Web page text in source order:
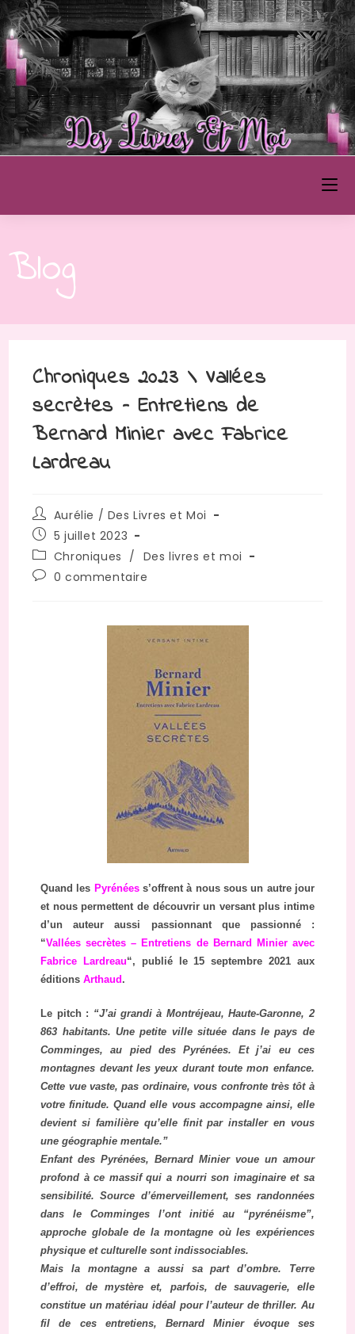
Blog
Chroniques 2023 \ Vallées
secrètes – Entretiens de
Bernard Minier avec Fabrice
Lardreau
Aurélie / Des Livres et Moi
5 juillet 2023
Chroniques / Des livres et moi
0 commentaire
Quand les Pyrénéess’offrent à nous sous un autre jour
et nous permettent de découvrir un versant plus intime
d’un auteur aussi passionnant que passionné :
“Vallées secrètes – Entretiens de Bernard Minier avec
Fabrice Lardreau“, publié le 15 septembre 2021 aux
éditionsArthaud .
Le pitch : “J’ai grandi à Montréjeau, Haute-Garonne, 2
863 habitants. Une petite ville située dans le pays de
Comminges, au pied des Pyrénées. Et j’ai eu ces
montagnes devant les yeux durant toute mon enfance.
Cette vue vaste, pas ordinaire, vous confronte très tôt à
votre finitude. Quand elle vous accompagne ainsi, elle
devient si familière qu’elle finit par installer en vous
une géographie mentale.”
Enfant des Pyrénées, Bernard Minier voue un amour
profond à ce massif qui a nourri son imaginaire et sa
sensibilité. Source d’émerveillement, ses randonnées
dans le Comminges l’ont initié au “pyrénéisme”,
approche globale de la montagne où les expériences
physique et culturelle sont indissociables.
Mais la montagne a aussi sa part d’ombre. Terre
d’effroi, de mystère et, parfois, de sauvagerie, elle
constitue un matériau idéal pour l’auteur de thriller. Au
fil de ces entretiens, Bernard Minier évoque ses